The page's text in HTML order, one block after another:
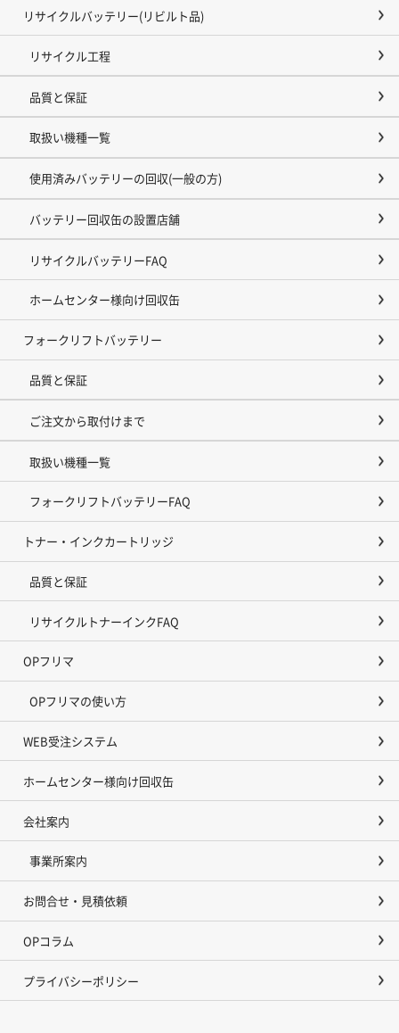
リサイクルバッテリー(リビルト品)
リサイクル工程
品質と保証
取扱い機種一覧
使用済みバッテリーの回収(一般の方)
バッテリー回収缶の設置店舗
リサイクルバッテリーFAQ
ホームセンター様向け回収缶
フォークリフトバッテリー
品質と保証
ご注文から取付けまで
取扱い機種一覧
フォークリフトバッテリーFAQ
トナー・インクカートリッジ
品質と保証
リサイクルトナーインクFAQ
OPフリマ
OPフリマの使い方
WEB受注システム
ホームセンター様向け回収缶
会社案内
事業所案内
お問合せ・見積依頼
OPコラム
プライバシーポリシー